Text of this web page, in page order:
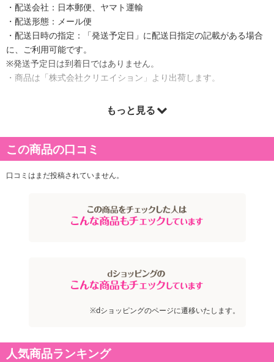
・配送会社：日本郵便、ヤマト運輸
・配送形態：メール便
・配送日時の指定：「発送予定日」に配送日指定の記載がある場合
に、ご利用可能です。
※発送予定日は到着日ではありません。
・商品は「株式会社クリエイション」より出荷します。
もっと見る
この商品の口コミ
口コミはまだ投稿されていません。
※dショッピングのページに遷移いたします。
人気商品ランキング